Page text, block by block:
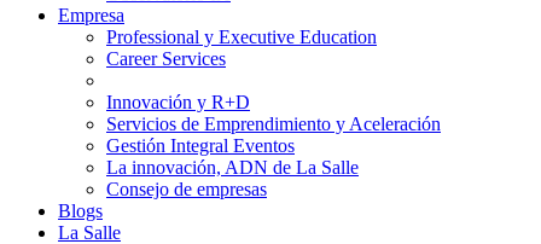
Empresa
Professional y Executive Education
Career Services
Innovación y R+D
Servicios de Emprendimiento y Aceleración
Gestión Integral Eventos
La innovación, ADN de La Salle
Consejo de empresas
Blogs
La Salle